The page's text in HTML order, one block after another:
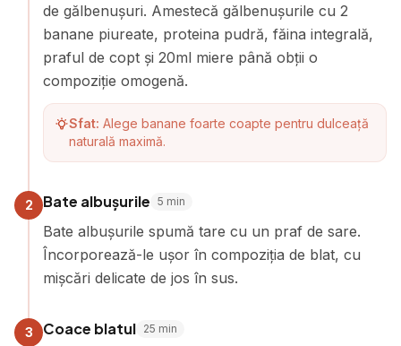
de gălbenușuri. Amestecă gălbenușurile cu 2
banane piureate, proteina pudră, făina integrală,
praful de copt și 20ml miere până obții o
compoziție omogenă.
Sfat: Alege banane foarte coapte pentru dulceață
naturală maximă.
2 Bate albușurile 5 min
Bate albușurile spumă tare cu un praf de sare.
Încorporează-le ușor în compoziția de blat, cu
mișcări delicate de jos în sus.
3 Coace blatul 25 min